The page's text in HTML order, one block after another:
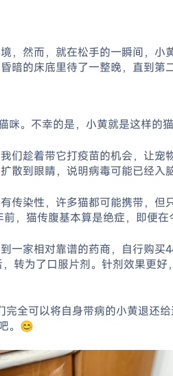
然而，就在松手的一瞬间，小
的床底里待了一整晚，直到第
。不幸的是，小黄就是这样的猫
趁着带它打疫苗的机会，让
到眼睛，说明病毒可能已经入
染性，许多猫都可能携带，
，猫传腹基本算是绝症，即便在
家相对靠谱的药商，自行购
转为了口服片剂。针剂效果更
全可以将自身带病的小黄退还
。😊